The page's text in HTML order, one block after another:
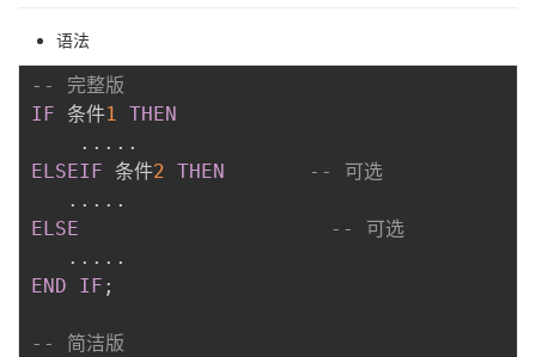
语法
-- 完整版
IF 条件1 THEN
. . . . .
ELSEIF 条件2 THEN
-- 可选
. . . . .
ELSE
-- 可选
. . . . .
END
IF ;
-- 简洁版